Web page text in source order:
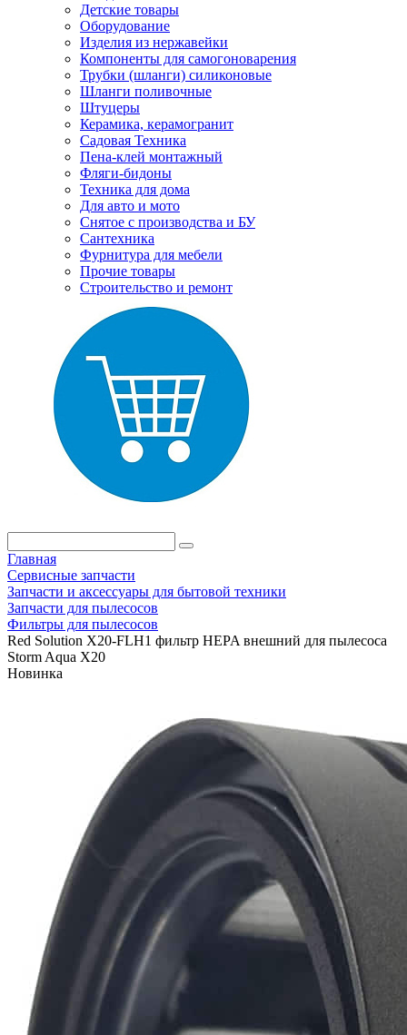
Детские товары
Оборудование
Изделия из нержавейки
Компоненты для самогоноварения
Трубки (шланги) силиконовые
Шланги поливочные
Штуцеры
Керамика, керамогранит
Садовая Техника
Пена-клей монтажный
Фляги-бидоны
Техника для дома
Для авто и мото
Снятое с производства и БУ
Сантехника
Фурнитура для мебели
Прочие товары
Строительство и ремонт
Главная
Сервисные запчасти
Запчасти и аксессуары для бытовой техники
Запчасти для пылесосов
Фильтры для пылесосов
Red Solution X20-FLH1 фильтр HEPA внешний для пылесоса
Storm Aqua X20
Новинка